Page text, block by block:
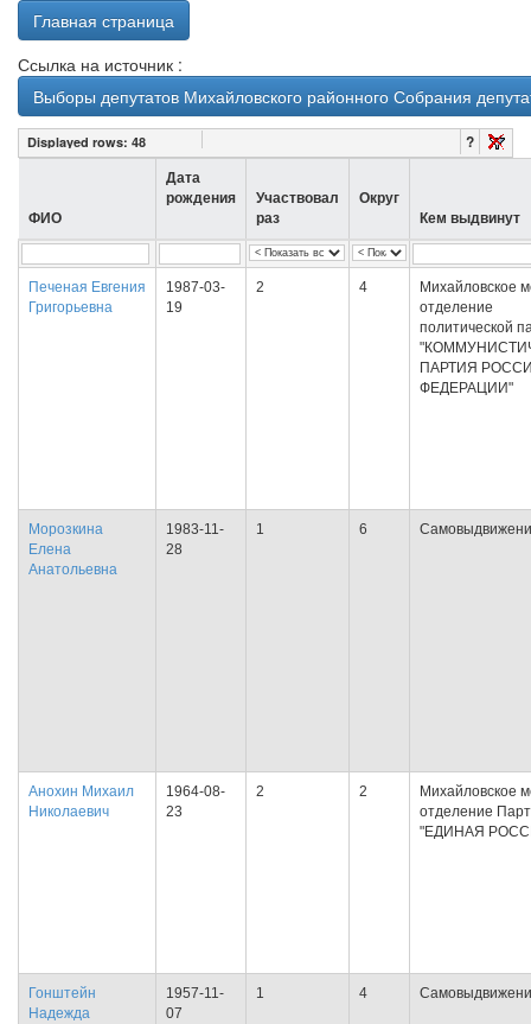
Главная страница
Ссылка на источник :
Выборы депутатов Михайловского районного Собрания
Displayed rows: 48 ?
ФИО
Дата
рождения
Участвовал
раз
Округ
Кем выдвинут
Печеная Евгения
Григорьевна
1987-03-
19
2 4
Михайловское
отделение
политической
ПАРТИЯ
ФЕДЕРАЦИИ"
Морозкина
Елена
Анатольевна
1983-11-
28
1 6
Анохин Михаил
Николаевич
1964-08-
23
2 2
Михайловское
отделение
"ЕДИНАЯ
Гонштейн
Надежда
1957-11-
07
1 4